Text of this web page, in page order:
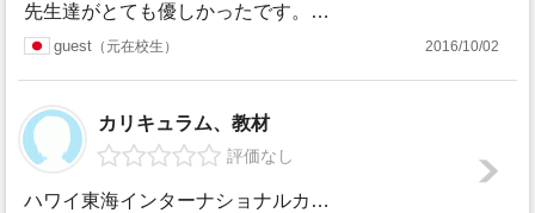
先生達がとても優しかったです。他大学に編入した際も協力的でよかったです。生徒の質は低めだと思います。学費は高めです。但し奨学金(返さなくてよい)を貰えれば...
guest 元在校生 2016/10/02
カリキュラム、教材
評価なし
ハワイ東海インターナショナルカレッジに関して 質問あればどうぞ。 基本的な情報はすぐに手に入ると思いますが、 細かい所や実態はネット検索してみても出づらい...